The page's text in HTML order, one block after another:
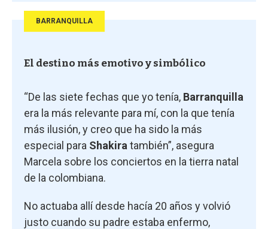
BARRANQUILLA
El destino más emotivo y simbólico
“De las siete fechas que yo tenía, Barranquilla
era la más relevante para mí, con la que tenía
más ilusión, y creo que ha sido la más
especial para Shakira también”, asegura
Marcela sobre los conciertos en la tierra natal
de la colombiana.
No actuaba allí desde hacía 20 años y volvió
justo cuando su padre estaba enfermo,